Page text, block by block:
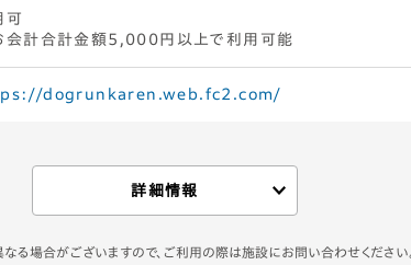
可
計合計金額5,000円以上で利用可能
dogrunkaren.web.fc2.com/
場合がございますので、ご利用の際は施設にお問い合わせください